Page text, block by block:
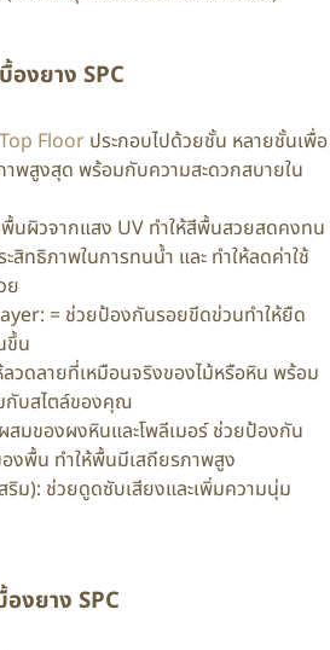
องยาง SPC
Floor ประกอบไปด้วยชั้น หลายชั้นเพื่อ
าพสูงสุด พร้อมกับความสะดวกสบายใน
นผิวจากแสง UV ทำให้สีพื้นสวยสดคงทน
สิทธิภาพในการทนน้ำ และ ทำให้ลดค่าใช้
ย
= ช่วยป้องกันรอยขีดข่วนทำให้ยืด
ขึ้น
วดลายที่เหมือนจริงของไม้หรือหิน พร้อม
กับสไตล์ของคุณ
สมของผงหินและโพลีเมอร์ ช่วยป้องกัน
งพื้น ทำให้พื้นมีเสถียรภาพสูง
ม): ช่วยดูดซับเสียงและเพิ่มความนุ่ม
งยาง SPC